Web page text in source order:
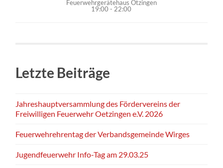
Feuerwehrgerätehaus Ötzingen
19:00 - 22:00
Letzte Beiträge
Jahreshauptversammlung des Fördervereins der
Freiwilligen Feuerwehr Oetzingen e.V. 2026
Feuerwehrehrentag der Verbandsgemeinde Wirges
Jugendfeuerwehr Info-Tag am 29.03.25